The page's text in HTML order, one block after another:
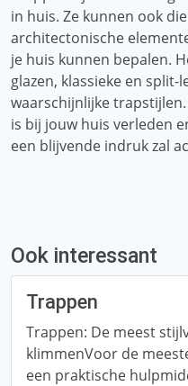
in huis. Ze kunnen ook
architectonische
je huis kunnen bepalen.
glazen, klassieke en
waarschijnlijke
is bij jouw huis verleden
een blijvende indruk zal
Ook interessant
Trappen
Trappen: De meest
klimmenVoor de
een praktische